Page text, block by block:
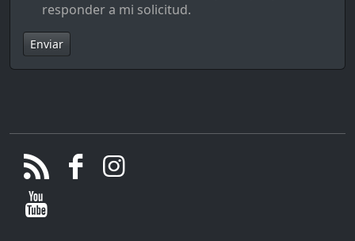
responder a mi solicitud.